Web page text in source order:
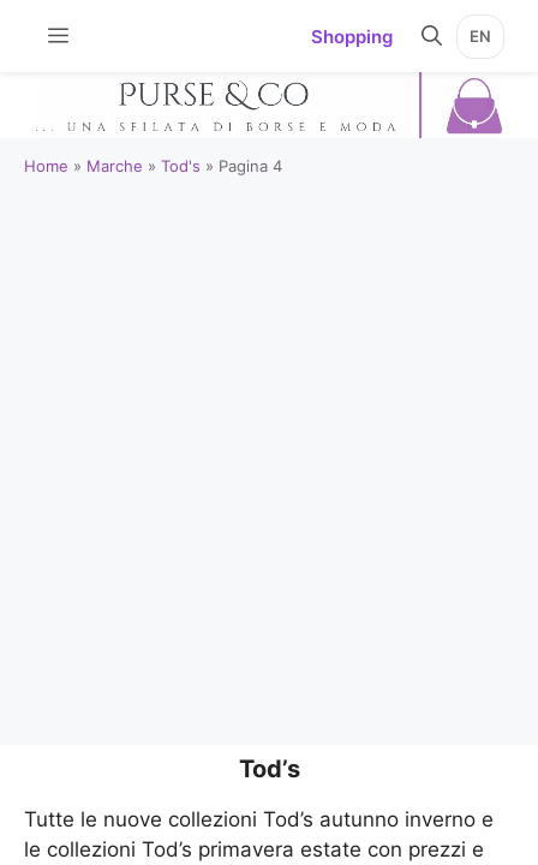
Shopping EN
Home » Marche » Tod's » Pagina 4
Tod’s
Tutte le nuove collezioni Tod’s autunno inverno e
le collezioni Tod’s primavera estate con prezzi e